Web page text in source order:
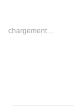
chargement…